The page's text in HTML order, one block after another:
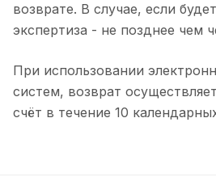
возврате. В случае, если
экспертиза - не позднее чем
При использовании
систем, возврат
счёт в течение 10